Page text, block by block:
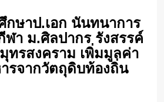
กษาป.เอก นันทนาการ
ฬา ม.ศิลปากร รังสรรค์
ทรสงคราม เพิ่มมูลค่า
รจากวัตถุดิบท้องถิ่น